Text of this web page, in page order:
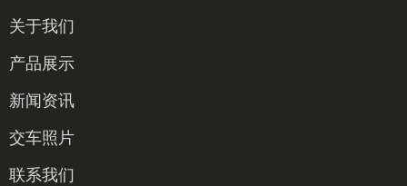
关于我们
产品展示
新闻资讯
交车照片
联系我们